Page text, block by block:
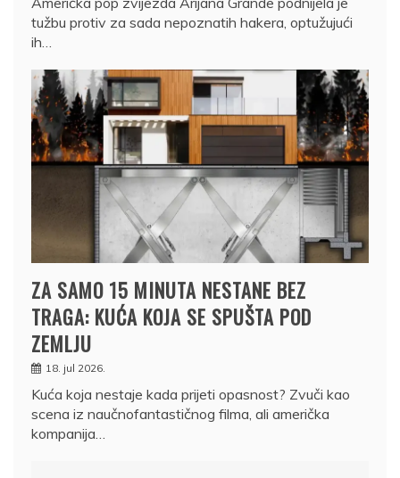
tužbu protiv za sada nepoznatih hakera, optužujući
ih…
ZA SAMO 15 MINUTA NESTANE BEZ
TRAGA: KUĆA KOJA SE SPUŠTA POD
ZEMLJU
18. jul 2026.
Kuća koja nestaje kada prijeti opasnost? Zvuči kao
scena iz naučnofantastičnog filma, ali američka
kompanija…